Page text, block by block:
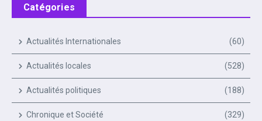
Catégories
Actualités Internationales (60)
Actualités locales (528)
Actualités politiques (188)
Chronique et Société (329)